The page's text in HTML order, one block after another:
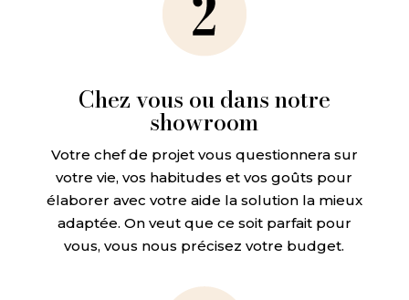
Chez vous ou dans notre
showroom
Votre chef de projet vous questionnera sur
votre vie, vos habitudes et vos goûts pour
élaborer avec votre aide la solution la mieux
adaptée. On veut que ce soit parfait pour
vous, vous nous précisez votre budget.